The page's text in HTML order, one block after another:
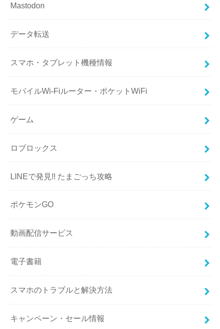
Mastodon
データ転送
スマホ・タブレット機種情報
モバイルWi-Fiルーター・ポケットWiFi
ゲーム
ロブロックス
LINEで発見!! たまごっち攻略
ポケモンGO
動画配信サービス
電子書籍
スマホのトラブルと解決方法
キャンペーン・セール情報